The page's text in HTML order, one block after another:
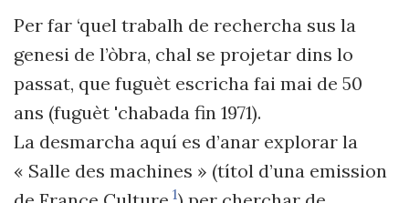
Per far ‘quel trabalh de rechercha sus la
genesi de l’òbra, chal se projetar dins lo
passat, que fuguèt escricha fai mai de 50
ans (fuguèt 'chabada fin 1971).
La desmarcha aquí es d’anar explorar la
« Salle des machines » (títol d’una emission
1